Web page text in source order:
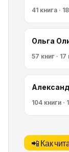
41 книга ·
Ольга
57 книг ·
104 книги ·
📲 Как